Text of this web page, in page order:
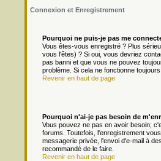
Connexion et Enregistrement
Pourquoi ne puis-je pas me
Vous êtes-vous enregistré ? Plus
vous l'êtes) ? Si oui, vous devriez
pas banni et que vous ne pouvez
problème. Si cela ne fonctionne
Revenir en haut de page
Pourquoi n'ai-je pas besoin de
Vous pouvez ne pas en avoir besoin;
forums. Toutefois, l'enregistrement
messagerie privée, l'envoi d'e-mail à
recommandé de le faire.
Revenir en haut de page